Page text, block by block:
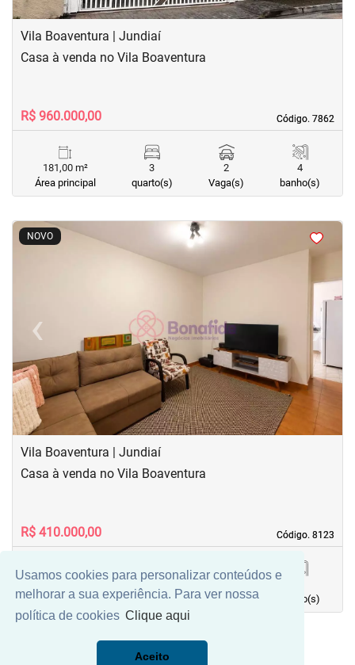
Usamos cookies para personalizar conteúdos e
melhorar a sua experiência. Para ver nossa
política de cookies Clique aqui
AceitoMais Filtros
Vila Boaventura | Jundiaí
Código. 7862
Código. 7862
Casa à venda no Vila Boaventura
R$ 960.000,00
181,00 m²
Área principal
3
quarto(s)
2
Vaga(s)
4
banho(s)
NOVO
< <<<
‹Previous ›Next
Vila Boaventura | Jundiaí
Código. 8123
Código. 8123
Casa à venda no Vila Boaventura
R$ 410.000,00
Área principal
quarto(s)
Vaga(s)
banho(s)